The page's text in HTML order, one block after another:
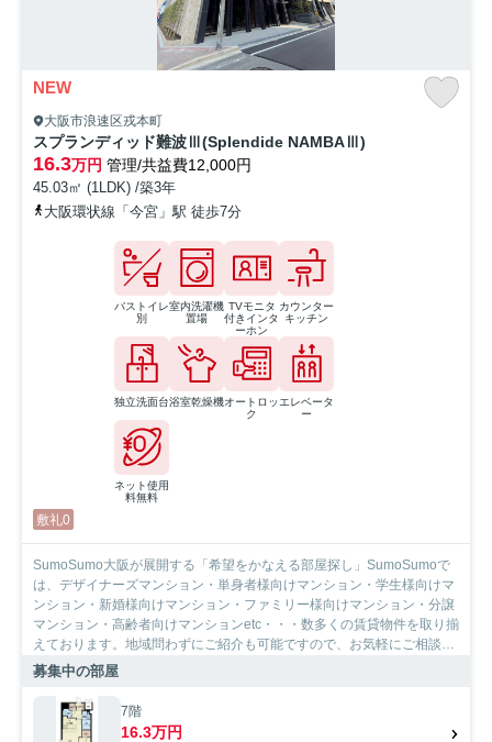
NEW
大阪市浪速区戎本町
スプランディッド難波Ⅲ(Splendide NAMBAⅢ)
16.3万円 管理/共益費12,000円
45.03㎡ (1LDK) /築3年
大阪環状線「今宮」駅 徒歩7分
バストイレ
別
室内洗濯機
置場
TVモニタ
付きインタ
ーホン
カウンター
キッチン
独立洗面台浴室乾燥機オートロッ
ク
エレベータ
ー
ネット使用
料無料
敷礼0
SumoSumo大阪が展開する「希望をかなえる部屋探し」SumoSumoで
は、デザイナーズマンション・単身者様向けマンション・学生様向けマ
ンション・新婚様向けマンション・ファミリー様向けマンション・分譲
マンション・高齢者向けマンションetc・・・数多くの賃貸物件を取り揃
えております。地域問わずにご紹介も可能ですので、お気軽にご相談下
さいませ。
募集中の部屋
7階
16.3万円